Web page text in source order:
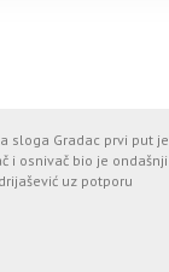
sloga Gradac prvi put je
i osnivač bio je ondašnji
uz potporu